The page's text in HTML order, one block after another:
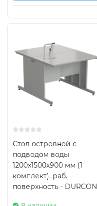
Стол островной с
подводом воды
1200х1500х900 мм (1
комплект), раб.
поверхность - DURCON